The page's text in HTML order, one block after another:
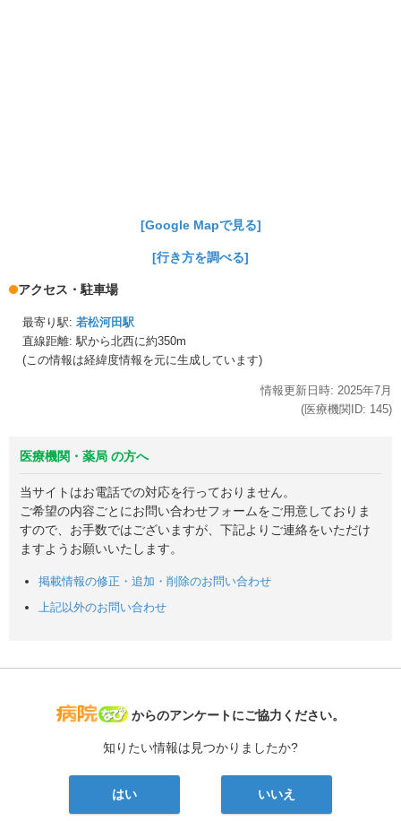
[Google Mapで見る]
[行き方を調べる]
アクセス・駐車場
最寄り駅: 若松河田駅
直線距離: 駅から北西に約350m
(この情報は経緯度情報を元に生成しています)
情報更新日時: 2025年7月
(医療機関ID: 145)
医療機関・薬局 の方へ
当サイトはお電話での対応を行っておりません。
ご希望の内容ごとにお問い合わせフォームをご用意しておりま
すので、お手数ではございますが、下記よりご連絡をいただけ
ますようお願いいたします。
掲載情報の修正・追加・削除のお問い合わせ
上記以外のお問い合わせ
病院なび
からのアンケートにご協力ください。
知りたい情報は見つかりましたか?
はい いいえ